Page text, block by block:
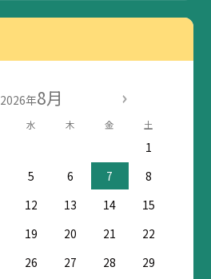
2026年8月
水 木 金 土
1
5 6 7
8
12 13 14
15
19 20 21
22
26 27 28
29